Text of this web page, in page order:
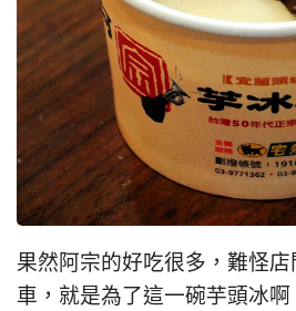
果然阿宗的好吃很多，難怪
車，就是為了這一碗芋頭冰